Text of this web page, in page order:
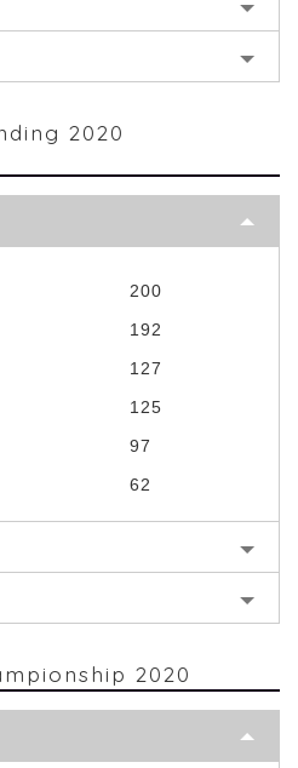
2020
200
192
127
125
97
62
2020